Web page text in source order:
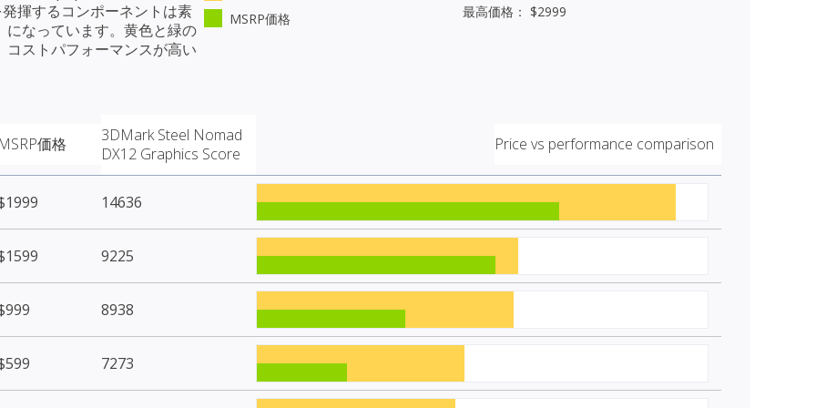
揮するコンポーネントは素
なっています。黄色と緑の
ストパフォーマンスが高い
MSRP価格
最高価格： $2999
価格
3DMark Steel Nomad
DX12 Graphics Score
Price vs performance comparison
14636
9225
8938
7273